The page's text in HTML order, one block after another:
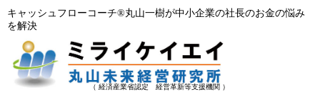
キャッシュフローコーチ®丸山一樹が中小企業の社長のお金の悩み
を解決
（ 経済産業省認定 経営革新等支援機関 ）